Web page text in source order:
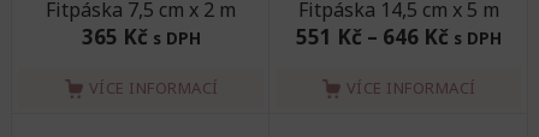
Fitpáska 7,5 cm x 2 m
365 Kč s DPH
VÍCE INFORMACÍ
Fitpáska 14,5 cm x 5 m
551 Kč– 646 Kč s DPH
VÍCE INFORMACÍ